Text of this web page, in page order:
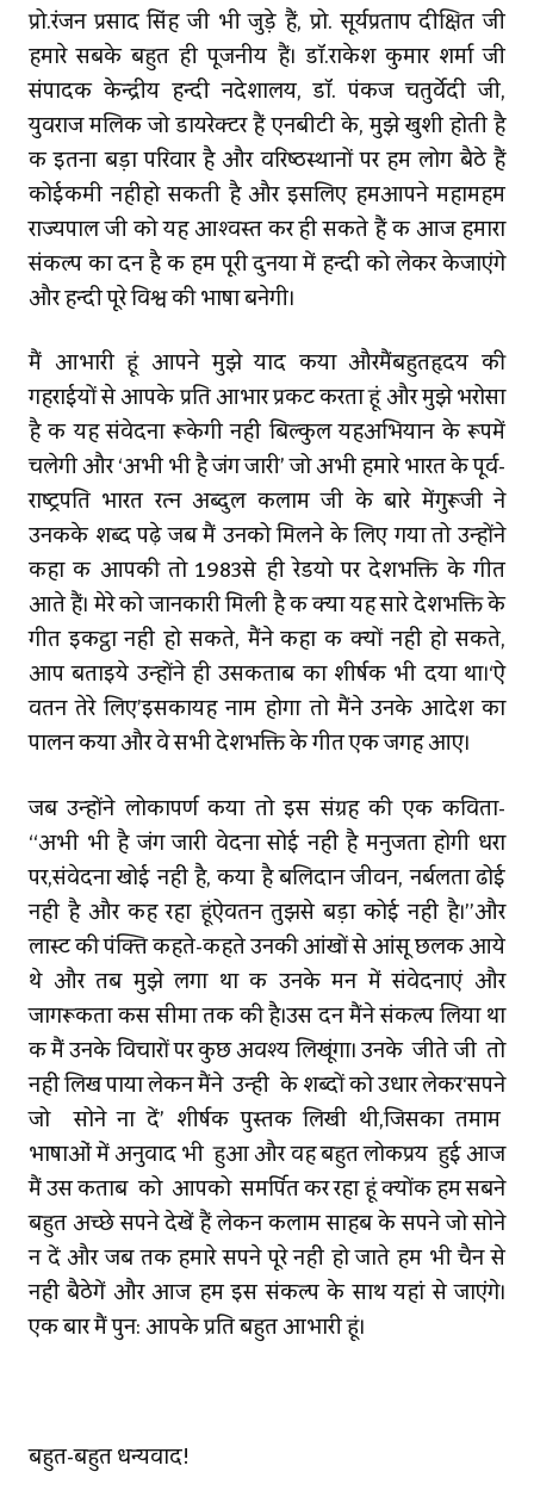
प्रो.रंजन प्रसाद सिंह जी भी जुड़े हैं, प्रो. सूर्यप्रताप दीक्षित जी
हमारे सबके बहुत ही पूजनीय हैं। डॉ.राकेश कुमार शर्मा जी
संपादक केन्‍द्रीय हिन्‍दी निदेशालय, डॉ. पंकज चतुर्वेदी जी,
युवराज मलिक जो डायरेक्टर हैं एनबीटी के, मुझे खुशी होती है
कि इतना बड़ा परिवार है और वरिष्‍ठस्थानों पर हम लोग बैठे हैं
कोईकमी नहींहो सकती है और इसलिए हमआपने महामहिम
राज्यपाल जी को यह आश्‍वस्‍त कर ही सकते हैं कि आज हमारा
संकल्प का दिन है कि हम पूरी दुनिया में हिन्दी को लेकर केजाएंगे
और हिन्दी पूरे विश्व की भाषा बनेगी।
मैं आभारी हूं आपने मुझे याद किया औरमैंबहुतहृदय की
गहराईयों से आपके प्रति आभार प्रकट करता हूं और मुझे भरोसा
है कि यह संवेदना रूकेगी नहीं बिल्कुल यहअभियान के रूपमें
चलेगी और ‘अभी भी है जंग जारी’ जो अभी हमारे भारत के पूर्व-
राष्‍ट्रपति भारत रत्न अब्दुल कलाम जी के बारे मेंगुरूजी ने
उनकके शब्द पढ़े जब मैं उनको मिलने के लिए गया तो उन्होंने
कहा कि आपकी तो 1983से ही रेडियो पर देशभक्ति के गीत
आते हैं। मेरे को जानकारी मिली है कि क्या यह सारे देशभक्ति के
गीत इकट्ठा नहीं हो सकते, मैंने कहा कि क्यों नहीं हो सकते,
आप बताइये उन्होंने ही उसकिताब का शीर्षक भी दिया था।‘ऐ
वतन तेरे लिए’इसकायह नाम होगा तो मैंने उनके आदेश का
पालन किया और वे सभी देशभक्ति के गीत एक जगह आए।
जब उन्होंने लोकापर्ण किया तो इस संग्रह की एक कविता-
‘‘अभी भी है जंग जारी वेदना सोई नहीं है मनुजता होगी धरा
पर,संवेदना खोई नहीं है, किया है बलिदान जीवन, निर्बलता ढोई
नही है और कह रहा हूंऐवतन तुझसे बड़ा कोई नहीं है।’’और
लास्‍ट की पंक्‍ति कहते-कहते उनकी आंखों से आंसू छलक आये
थे और तब मुझे लगा था कि उनके मन में संवेदनाएं और
जागरूकता किस सीमा तक की है।उस दिन मैंने संकल्‍प लिया था
कि मैं उनके विचारों पर कुछ अवश्‍य लिखूंगा। उनके जीते जी तो
नहीं लिख पाया लेकिन मैंने उन्‍हीं के शब्‍दों को उधार लेकर‘सपने
जो सोने ना दें’ शीर्षक पुस्‍तक लिखी थी,जिसका तमाम
भाषाओं में अनुवाद भी हुआ और वह बहुत लोकप्रिय हुई आज
मैं उस किताब को आपको समर्पित कर रहा हूं क्‍योंकि हम सबने
बहुत अच्‍छे सपने देखें हैं लेकिन कलाम साहब के सपने जो सोने
न दें और जब तक हमारे सपने पूरे नहीं हो जाते हम भी चैन से
नहीं बैठेगें और आज हम इस संकल्‍प के साथ यहां से जाएंगे।
एक बार मैं पुन: आपके प्रति बहुत आभारी हूं।
बहुत-बहुत धन्‍यवाद!